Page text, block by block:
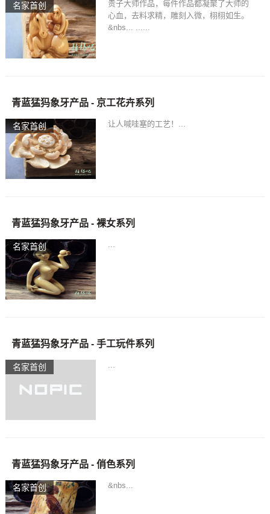
名家首创
贵子大师作品，每件作品都凝聚了大师的
心血，去料求精，雕刻入微，栩栩如生。
&nbs... ......
名家首创
青蓝猛犸象牙产品 - 京工花卉系列
让人喊哇塞的工艺！...
名家首创
青蓝猛犸象牙产品 - 裸女系列
...
名家首创
青蓝猛犸象牙产品 - 手工玩件系列
...
名家首创
青蓝猛犸象牙产品 - 俏色系列
&nbs...